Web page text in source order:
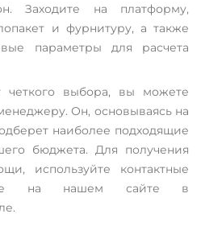
Заходите на платформу,
и фурнитуру, а также
параметры для расчета
выбора, вы можете
Он, основываясь на
наиболее подходящие
бюджета. Для получения
используйте контактные
на нашем сайте в